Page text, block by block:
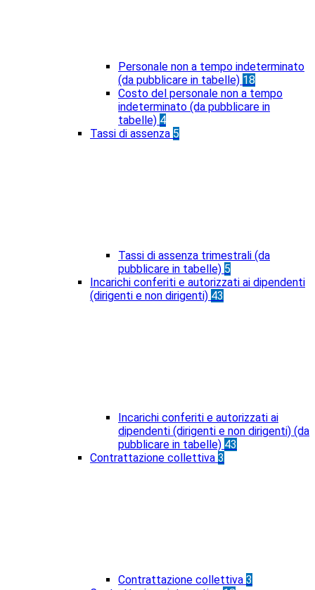
Personale non a tempo indeterminato
(da pubblicare in tabelle) 18
Costo del personale non a tempo
indeterminato (da pubblicare in
tabelle) 4
Tassi di assenza 5
Tassi di assenza trimestrali (da
pubblicare in tabelle) 5
Incarichi conferiti e autorizzati ai dipendenti
(dirigenti e non dirigenti) 43
Incarichi conferiti e autorizzati ai
dipendenti (dirigenti e non dirigenti) (da
pubblicare in tabelle) 43
Contrattazione collettiva 3
Contrattazione collettiva 3